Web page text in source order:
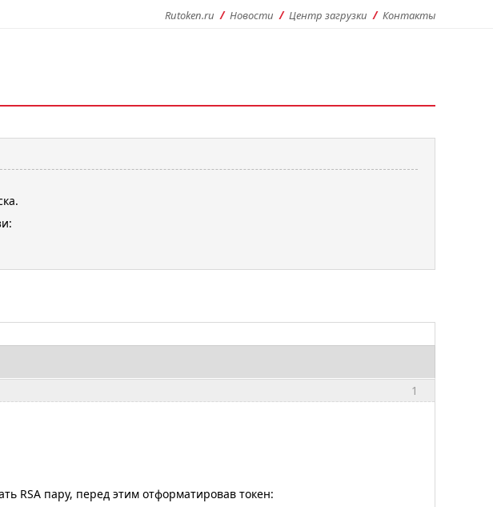
Rutoken.ru Новости Центр загрузки Контакты
1
RSA пару, перед этим отформатировав токен: